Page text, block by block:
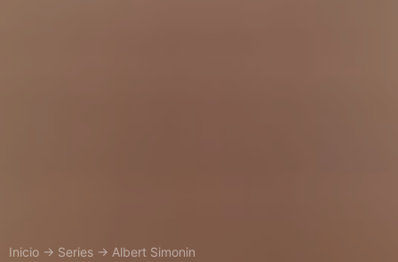
Inicio → Series → Albert Simonin